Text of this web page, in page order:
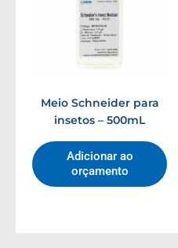
Meio Schneider para
insetos – 500mL
Adicionar ao
orçamento